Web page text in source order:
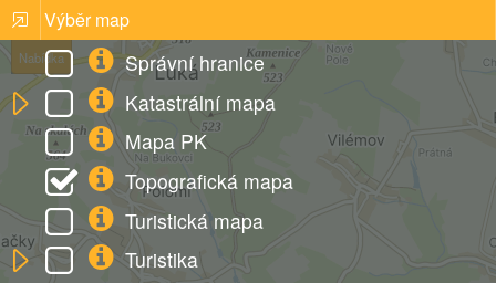
Nabídka
Výběr map
Správní hranice
Katastrální mapa
Mapa PK
Topografická mapa
Turistická mapa
Turistika